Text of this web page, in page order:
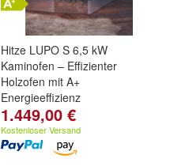
Hitze LUPO S 6,5 kW
Kaminofen – Effizienter
Holzofen mit A+
Energieeffizienz
1.449,00 €
Kostenloser Versand